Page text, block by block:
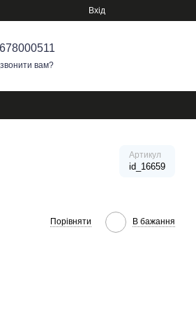
Вхід
вам?
Артикул
id_16659
Порівняти В бажання